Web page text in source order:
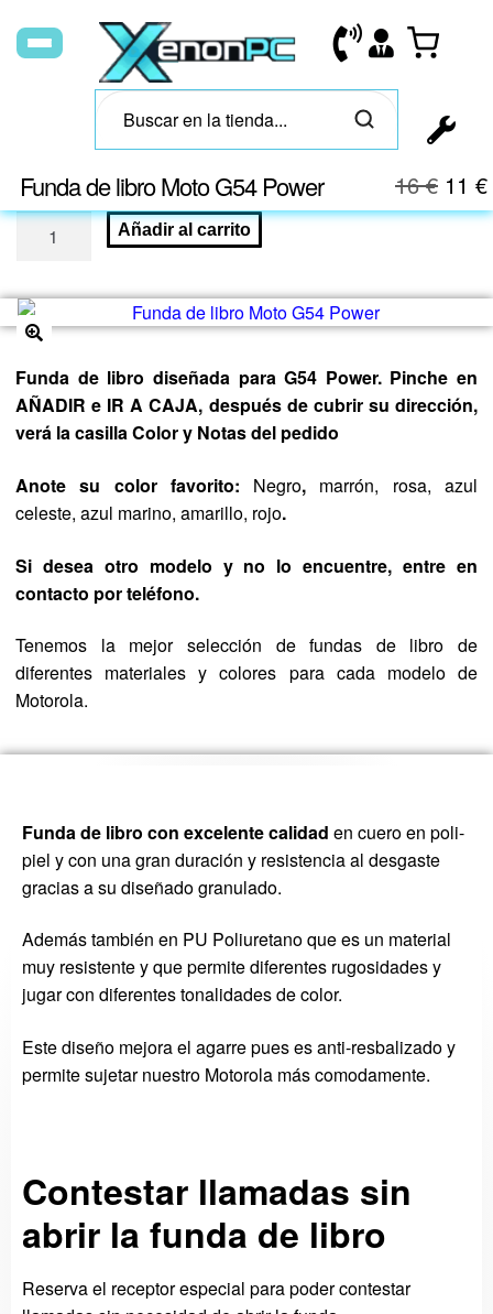
Funda de libro Moto G54 Power 16€ 11 €
Añadir al carrito
Funda de libro diseñada para G54 Power. Pinche en
AÑADIR e IR A CAJA, después de cubrir su dirección,
verá la casilla Color y Notas del pedido
Anotesu color favorito: Negro, marrón, rosa, azul
celeste, azul marino, amarillo, rojo.
Si desea otro modelo y no lo encuentre, entre en
contacto por teléfono.
Tenemos la mejor selección de fundas de libro de
diferentes materiales y colores para cada modelo de
Motorola.
Funda de libro con excelente calidad en cuero en poli-
piel y con una gran duración y resistencia al desgaste
gracias a su diseñado granulado.
Además también en PU Poliuretano que es un material
muy resistente y que permite diferentes rugosidades y
jugar con diferentes tonalidades de color.
Este diseño mejora el agarre pues es anti-resbalizado y
permite sujetar nuestro Motorola más comodamente.
Contestar llamadas sin
abrir la funda de libro
Reserva el receptor especial para poder contestar